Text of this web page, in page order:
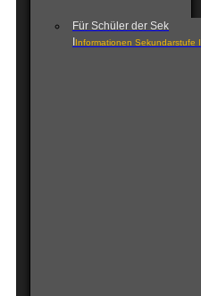
Für Schüler der Sek
Informationen Sekundarstufe I